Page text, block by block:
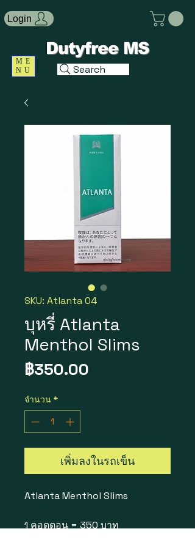
ME
NU
Search
Login
Dutyfree MS
SKU: Atlanta 04
บุหรี่ Atlanta
Menthol Slims
฿350.00
จำนวน *
เพิ่มลงในรถเข็น
Atlanta Menthol Slims
1 คอตตอน = 350 บาท